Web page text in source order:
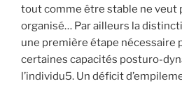
tout comme être stable ne veut
organisé… Par ailleurs la
une première étape nécessaire
certaines capacités posturo-
l’individu5. Un déficit